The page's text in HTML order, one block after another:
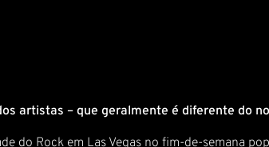
artistas – que geralmente é diferente do
do Rock em Las Vegas no fim-de-semana